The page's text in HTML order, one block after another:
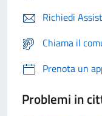
Richiedi
Chiama il
Prenota un
Problemi in